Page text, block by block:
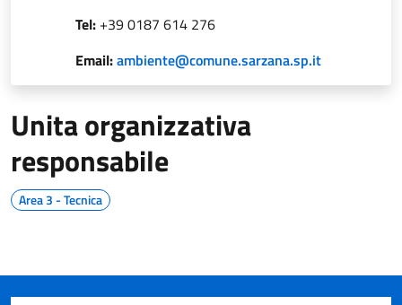
Tel: +39 0187 614 276
Email:ambiente@comune.sarzana.sp.it
Unita organizzativa
responsabile
Area 3 - Tecnica